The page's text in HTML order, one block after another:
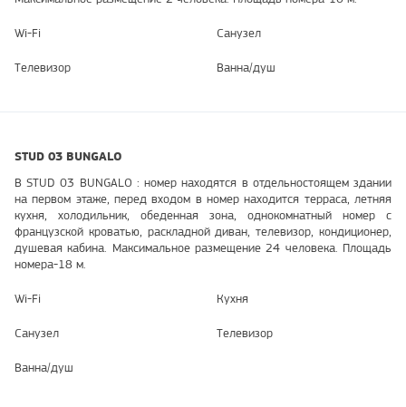
Wi-Fi Санузел
Телевизор Ванна/душ
STUD 03 BUNGALO
B STUD 03 BUNGALO : номер находятся в отдельностоящем здании
на первом этаже, перед входом в номер находится терраса, летняя
кухня, холодильник, обеденная зона, однокомнатный номер с
французской кроватью, раскладной диван, телевизор, кондиционер,
душевая кабина. Максимальное размещение 24 человека. Площадь
номера-18 м.
Wi-Fi Кухня
Санузел Телевизор
Ванна/душ